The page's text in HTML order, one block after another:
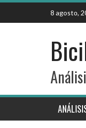
Skip
content
8 agosto,